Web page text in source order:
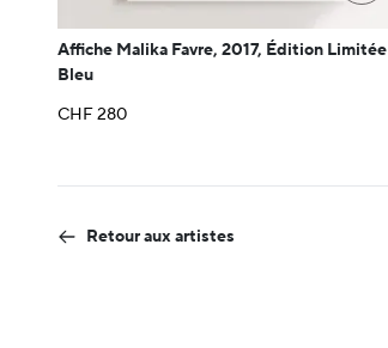
Affiche Malika Favre, 2017, Édition Limitée
Bleu
CHF280
Retour aux artistes